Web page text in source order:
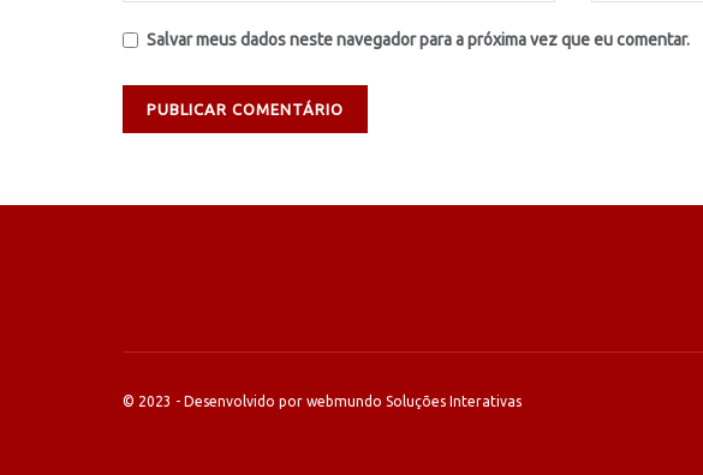
Salvar meus dados neste navegador para a próxima vez que eu comentar.
© 2023 - Desenvolvido por webmundo Soluções Interativas